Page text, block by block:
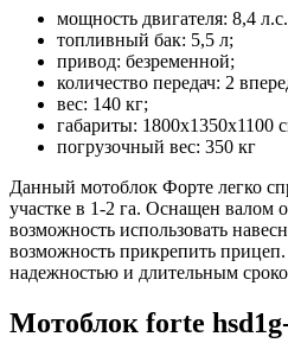
мощность двигателя: 8,4
топливный бак: 5,5 л;
привод: безременной;
количество передач: 2
вес: 140 кг;
габариты: 1800х1350х1100
погрузочный вес: 350 кг
Данный мотоблок Форте легко
участке в 1-2 га. Оснащен валом
возможность использовать
возможность прикрепить прицеп.
надежностью и длительным
Мотоблок forte